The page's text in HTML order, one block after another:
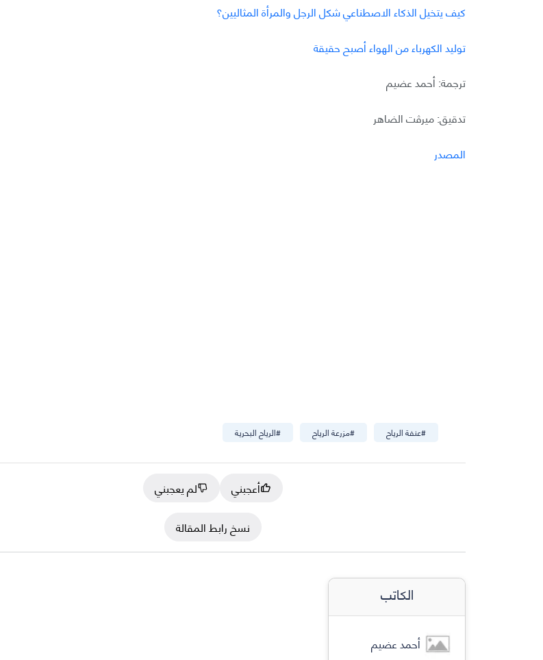
كيف يتخيل الذكاء الاصطناعي شكل الرجل والمرأة المثاليين؟
توليد الكهرباء من الهواء أصبح حقيقة
ترجمة: أحمد عضيم
تدقيق: ميرڤت الضاهر
المصدر
#الرياح البحرية #مزرعة الرياح #عنفة الرياح
أعجبني
لم يعجبني
نسخ رابط المقالة
الكاتب
أحمد عضيم